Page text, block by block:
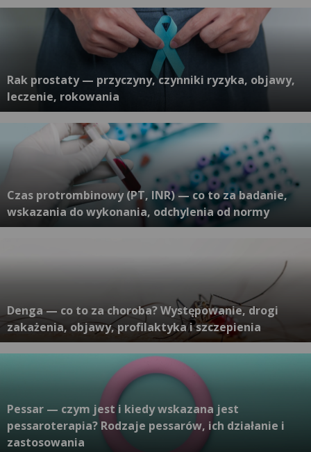
Rak prostaty — przyczyny, czynniki ryzyka, objawy,
leczenie, rokowania
Czas protrombinowy (PT, INR) — co to za badanie,
wskazania do wykonania, odchylenia od normy
Denga — co to za choroba? Występowanie, drogi
zakażenia, objawy, profilaktyka i szczepienia
Pessar — czym jest i kiedy wskazana jest
pessaroterapia? Rodzaje pessarów, ich działanie i
zastosowania